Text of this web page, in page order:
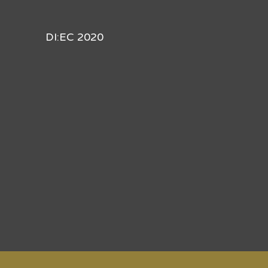
DI:EC 2020